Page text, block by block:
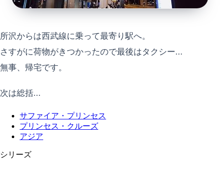
所沢からは西武線に乗って最寄り駅へ。
さすがに荷物がきつかったので最後はタクシー...
無事、帰宅です。
次は総括...
サファイア・プリンセス
プリンセス・クルーズ
アジア
シリーズ